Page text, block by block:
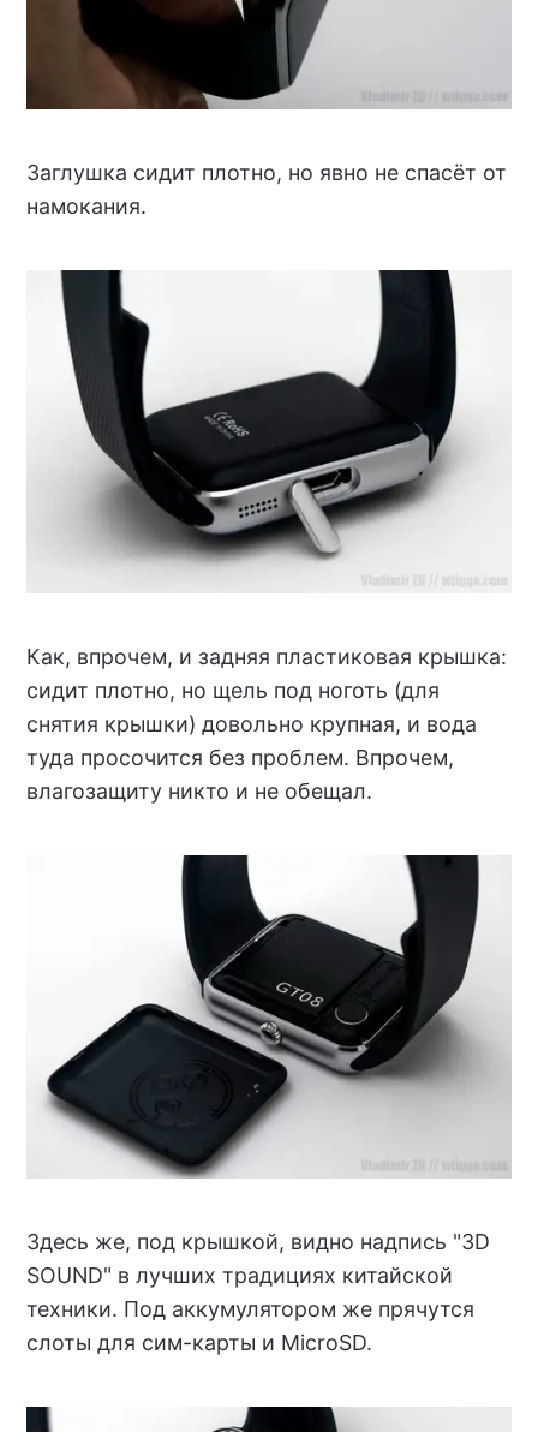
Заглушка сидит плотно, но явно не спасёт от
намокания.
Как, впрочем, и задняя пластиковая крышка:
сидит плотно, но щель под ноготь (для
снятия крышки) довольно крупная, и вода
туда просочится без проблем. Впрочем,
влагозащиту никто и не обещал.
Здесь же, под крышкой, видно надпись "3D
SOUND" в лучших традициях китайской
техники. Под аккумулятором же прячутся
слоты для сим-карты и MicroSD.